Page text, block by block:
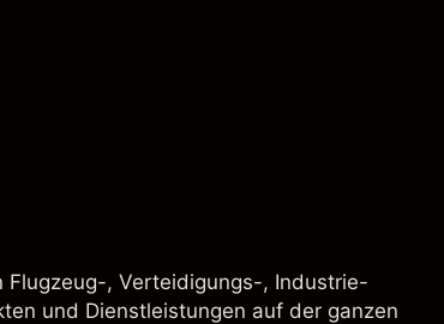
Flugzeug-, Verteidigungs-, Industrie-
und Dienstleistungen auf der ganzen